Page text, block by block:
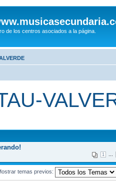
de los centros asociados a la página.
1
temas previos: